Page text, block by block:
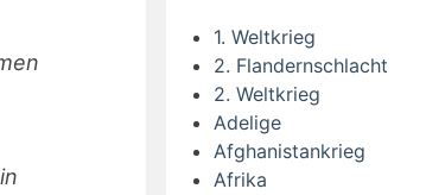
1. Weltkrieg
2. Flandernschlacht
2. Weltkrieg
Adelige
Afghanistankrieg
Afrika